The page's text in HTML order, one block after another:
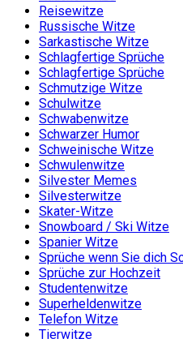
Reisewitze
Russische Witze
Sarkastische Witze
Schlagfertige Sprüche
Schlagfertige Sprüche
Schmutzige Witze
Schulwitze
Schwabenwitze
Schwarzer Humor
Schweinische Witze
Schwulenwitze
Silvester Memes
Silvesterwitze
Skater-Witze
Snowboard / Ski Witze
Spanier Witze
Sprüche wenn Sie dich
Sprüche zur Hochzeit
Studentenwitze
Superheldenwitze
Telefon Witze
Tierwitze